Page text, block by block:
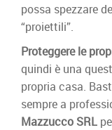
possa spezzare
“proiettili”.
Proteggere le
quindi è una
propria casa.
sempre a
Mazzucco SRL